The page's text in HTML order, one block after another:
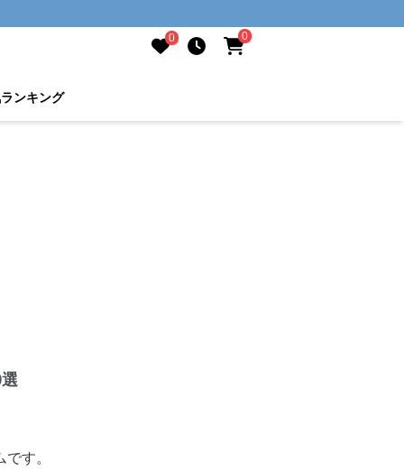
0 0
ランキング
す。